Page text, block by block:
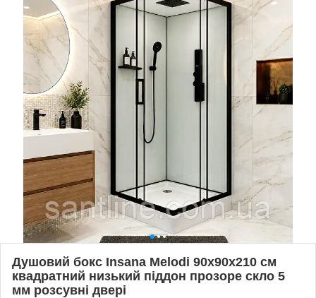
Душовий бокс Insana Melodi 90х90х210 см
квадратний низький піддон прозоре скло 5
мм розсувні двері